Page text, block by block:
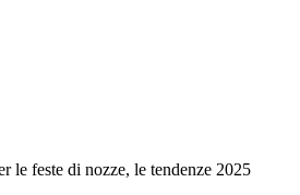
le feste di nozze, le tendenze 2025